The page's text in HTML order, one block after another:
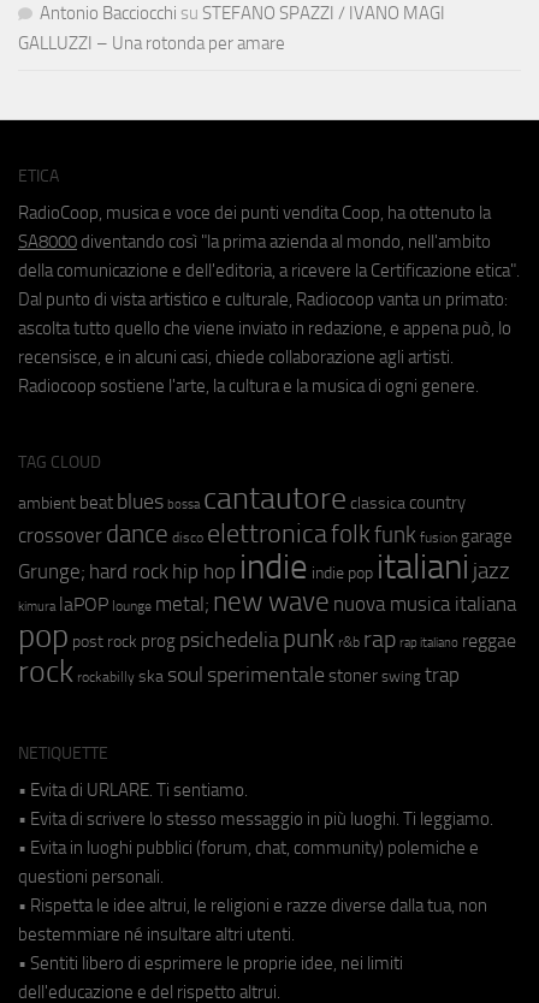
Antonio Bacciocchi su STEFANO SPAZZI / IVANO MAGI
GALLUZZI – Una rotonda per amare
ETICA
RadioCoop, musica e voce dei punti vendita Coop, ha ottenuto la
SA8000 diventando così "la prima azienda al mondo, nell'ambito
della comunicazione e dell'editoria, a ricevere la Certificazione etica".
Dal punto di vista artistico e culturale, Radiocoop vanta un primato:
ascolta tutto quello che viene inviato in redazione, e appena può, lo
recensisce, e in alcuni casi, chiede collaborazione agli artisti.
Radiocoop sostiene l'arte, la cultura e la musica di ogni genere.
TAG CLOUD
ambient beat blues bossa cantautore classica country
crossover dance disco elettronicafolkfunk fusion garage
Grunge; hard rock hip hop indie indie pop italiani jazz
kimura laPOP lounge metal; new wave nuova musica italiana
pop post rock prog psichedeliapunk r&b rap rap italiano reggae
rock rockabilly ska soul sperimentale stoner swing trap
NETIQUETTE
• Evita di URLARE. Ti sentiamo.
• Evita di scrivere lo stesso messaggio in più luoghi. Ti leggiamo.
• Evita in luoghi pubblici (forum, chat, community) polemiche e
questioni personali.
• Rispetta le idee altrui, le religioni e razze diverse dalla tua, non
bestemmiare né insultare altri utenti.
• Sentiti libero di esprimere le proprie idee, nei limiti
dell'educazione e del rispetto altrui.